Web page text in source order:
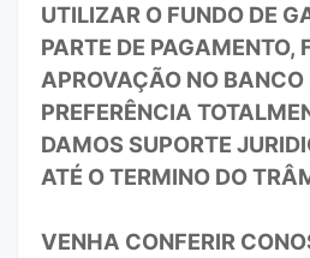
UTILIZAR O FUNDO DE
PARTE DE PAGAMENTO,
APROVAÇÃO NO BANCO
PREFERÊNCIA
DAMOS SUPORTE
ATÉ O TERMINO DO
VENHA CONFERIR